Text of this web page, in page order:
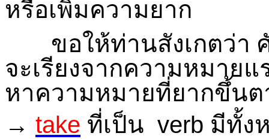
หรือเพิ่มความยาก
ขอให้ท่านสังเกตว่า
จะเรียงจากความหมายแ
หาความหมายที่ยากขึ้นต
→ take ที่เป็น verb มีทั้ง